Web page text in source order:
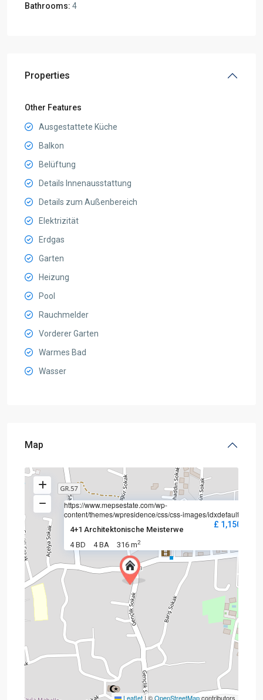
Bathrooms: 4
Properties
Other Features
Ausgestattete Küche
Balkon
Belüftung
Details Innenausstattung
Details zum Außenbereich
Elektrizität
Erdgas
Garten
Heizung
Pool
Rauchmelder
Vorderer Garten
Warmes Bad
Wasser
Map
https://www.mepsestate.com/wp-
content/themes/wpresidence/css/css-images/idxdefault.jpg
4+1 Architektonische Meisterwe
£ 1,150,000
4 BD 4 BA 316 m2
Leaflet|©OpenStreetMapcontributors